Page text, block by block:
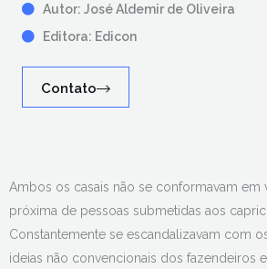
Autor: José Aldemir de Oliveira
Editora: Edicon
Contato
Ambos os casais não se conformavam em
próxima de pessoas submetidas aos
Constantemente se escandalizavam com
ideias não convencionais dos fazendeiros